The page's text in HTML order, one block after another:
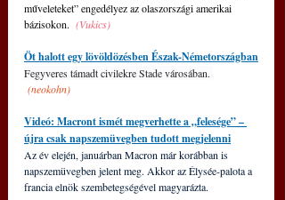
műveleteket” engedélyez az olaszországi amerikai
bázisokon. (Vukics)
Öt halott egy lövöldözésben Észak-Németországban
Fegyveres támadt civilekre Stade városában.
(neokohn)
Videó: Macront ismét megverhette a „felesége” –
újra csak napszemüvegben tudott megjelenni
Az év elején, januárban Macron már korábban is
napszemüvegben jelent meg. Akkor az Élysée-palota a
francia elnök szembetegségével magyarázta.